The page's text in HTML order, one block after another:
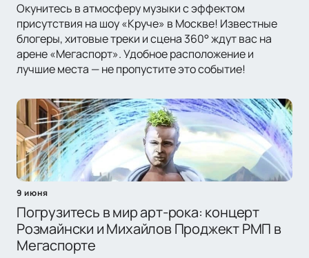
Окунитесь в атмосферу музыки с эффектом
присутствия на шоу «Круче» в Москве! Известные
блогеры, хитовые треки и сцена 360° ждут вас на
арене «Мегаспорт». Удобное расположение и
лучшие места — не пропустите это событие!
9 июня
Погрузитесь в мир арт-рока: концерт
Розмайнски и Михайлов Проджект РМП в
Мегаспорте